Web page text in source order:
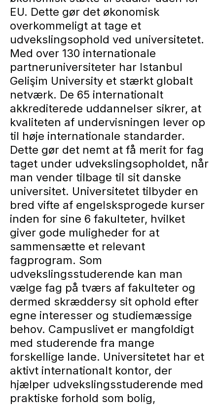
EU. Dette gør det økonomisk
overkommeligt at tage et
udvekslingsophold ved universitetet.
Med over 130 internationale
partneruniversiteter har Istanbul
Gelişim University et stærkt globalt
netværk. De 65 internationalt
akkrediterede uddannelser sikrer, at
kvaliteten af undervisningen lever op
til høje internationale standarder.
Dette gør det nemt at få merit for fag
taget under udvekslingsopholdet, når
man vender tilbage til sit danske
universitet. Universitetet tilbyder en
bred vifte af engelsksprogede kurser
inden for sine 6 fakulteter, hvilket
giver gode muligheder for at
sammensætte et relevant
fagprogram. Som
udvekslingsstuderende kan man
vælge fag på tværs af fakulteter og
dermed skræddersy sit ophold efter
egne interesser og studiemæssige
behov. Campuslivet er mangfoldigt
med studerende fra mange
forskellige lande. Universitetet har et
aktivt internationalt kontor, der
hjælper udvekslingsstuderende med
praktiske forhold som bolig,